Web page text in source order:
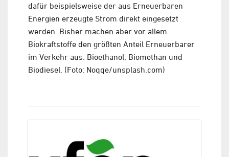
dafür beispielsweise der aus Erneuerbaren
Energien erzeugte Strom direkt eingesetzt
werden. Bisher machen aber vor allem
Biokraftstoffe den größten Anteil Erneuerbarer
im Verkehr aus: Bioethanol, Biomethan und
Biodiesel. (Foto: Noqqe/unsplash.com)